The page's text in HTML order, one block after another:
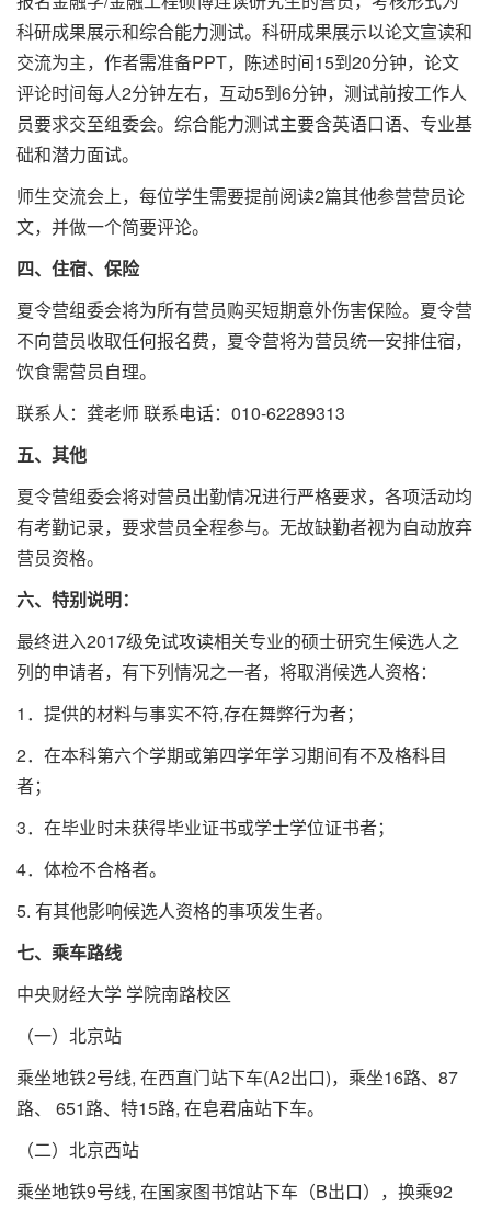
科研成果展示和综合能力测试。科研成果展示以论文宣读和
交流为主，作者需准备PPT，陈述时间15到20分钟，论文
评论时间每人2分钟左右，互动5到6分钟，测试前按工作人
员要求交至组委会。综合能力测试主要含英语口语、专业基
础和潜力面试。
师生交流会上，每位学生需要提前阅读2篇其他参营营员论
文，并做一个简要评论。
四、住宿、保险
夏令营组委会将为所有营员购买短期意外伤害保险。夏令营
不向营员收取任何报名费，夏令营将为营员统一安排住宿，
饮食需营员自理。
联系人：龚老师 联系电话：010-62289313
五、其他
夏令营组委会将对营员出勤情况进行严格要求，各项活动均
有考勤记录，要求营员全程参与。无故缺勤者视为自动放弃
营员资格。
六、特别说明：
最终进入2017级免试攻读相关专业的硕士研究生候选人之
列的申请者，有下列情况之一者，将取消候选人资格：
1．提供的材料与事实不符,存在舞弊行为者；
2．在本科第六个学期或第四学年学习期间有不及格科目
者；
3．在毕业时未获得毕业证书或学士学位证书者；
4．体检不合格者。
5. 有其他影响候选人资格的事项发生者。
七、乘车路线
中央财经大学 学院南路校区
（一）北京站
乘坐地铁2号线, 在西直门站下车(A2出口)，乘坐16路、87
路、 651路、特15路, 在皂君庙站下车。
（二）北京西站
乘坐地铁9号线, 在国家图书馆站下车（B出口），换乘92